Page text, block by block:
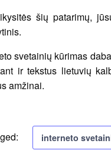
šių patarimų,
svetainių kūrimas
ir tekstus lietuvių
amžinai.
interneto